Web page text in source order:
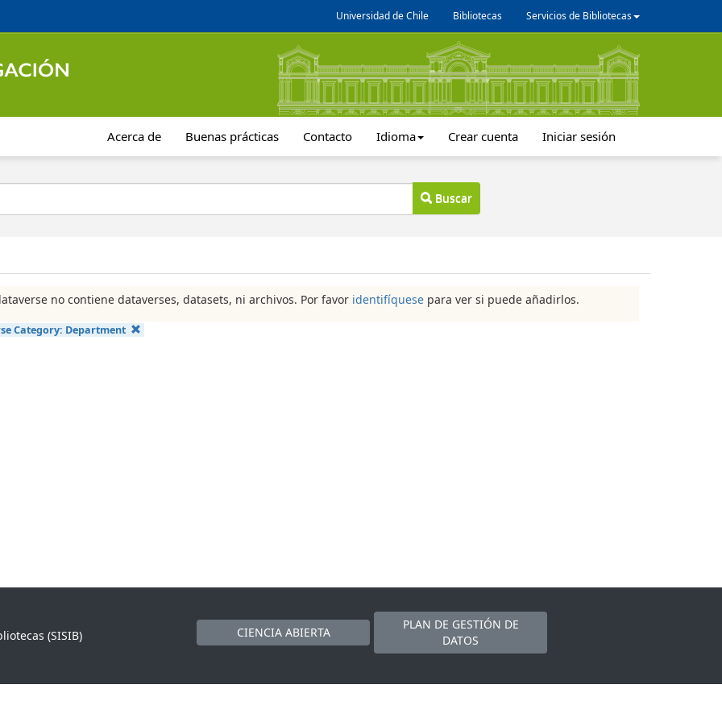
Universidad de Chile Bibliotecas Servicios de Bibliotecas
Acerca de Buenas prácticas Contacto Idioma Crear cuenta Iniciar sesión
Buscar
no contiene dataverses, datasets, ni archivos. Por favor identifíquese para ver si puede añadirlos.
Category: Department
(SISIB)
CIENCIA ABIERTA
PLAN DE GESTIÓN DE
DATOS